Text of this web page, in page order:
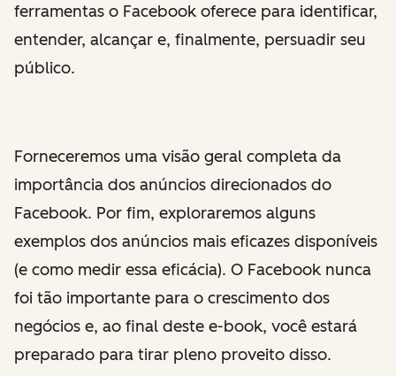
ferramentas o Facebook oferece para identificar,
entender, alcançar e, finalmente, persuadir seu
público.
Forneceremos uma visão geral completa da
importância dos anúncios direcionados do
Facebook. Por fim, exploraremos alguns
exemplos dos anúncios mais eficazes disponíveis
(e como medir essa eficácia). O Facebook nunca
foi tão importante para o crescimento dos
negócios e, ao final deste e-book, você estará
preparado para tirar pleno proveito disso.